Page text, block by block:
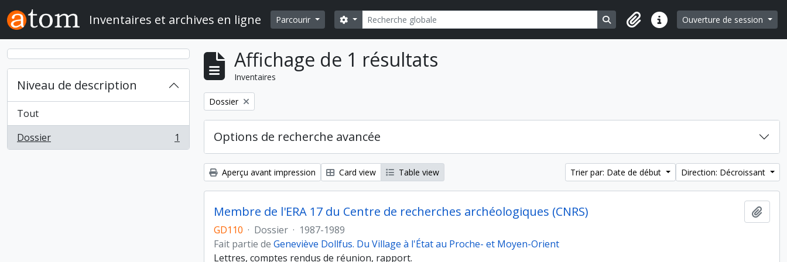
Skip to main content
Inventaires et archives en ligne Parcourir Rechercher
Search options Search in browse page
Liens rapidesOuverture de session
Niveau de description
Tout
Dossier
, 1 résultats 1
Affichage de 1 résultats
Inventaires
Remove filter:
Dossier
Options de recherche avancée
Aperçu avant impression Card view Table view Trier par: Date de début Direction: Décroissant
Membre de l'ERA 17 du Centre de recherches archéologiques (CNRS)
GD110 · Dossier · 1987-1989
Fait partie de Geneviève Dollfus. Du Village à l'État au Proche- et Moyen-Orient
Lettres, comptes rendus de réunion, rapport.